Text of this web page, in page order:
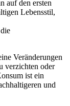
auf den ersten
Lebensstil,
Veränderungen
verzichten oder
ist ein
und